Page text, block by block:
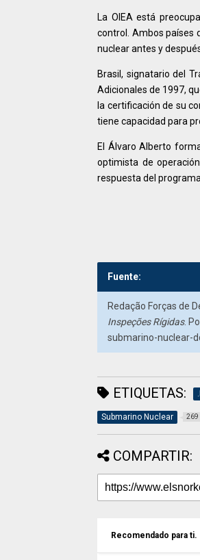
La OIEA está
control. Ambos países
nuclear antes y
Brasil, signatario del
Adicionales de 1997,
la certificación de su
tiene capacidad para
El Álvaro Alberto
optimista de
respuesta del
Fuente:
Redação Forças de
Inspeções Rígidas.
submarino-nuclear-
ETIQUETAS:
Submarino Nuclear 269
COMPARTIR:
Recomendado para ti.